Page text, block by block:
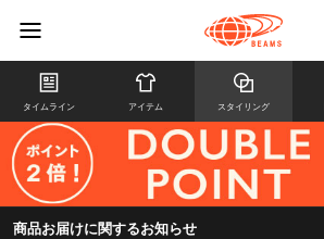
タイムライン アイテム スタイリング
商品お届けに関するお知らせ